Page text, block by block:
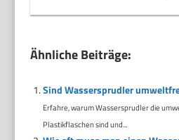
Ähnliche Beiträge:
Sind Wassersprudler
Erfahre, warum Wassersprudler die
Plastikflaschen sind und...